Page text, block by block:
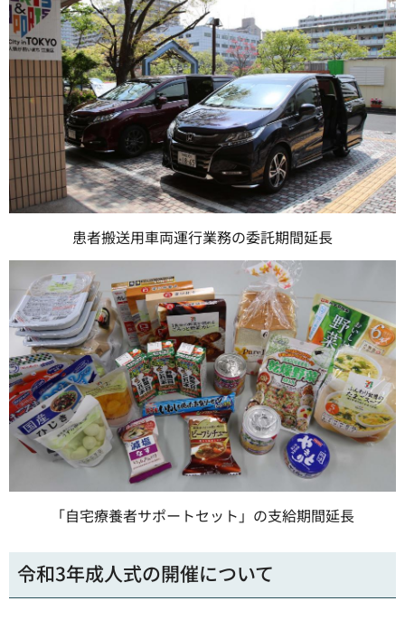
患者搬送用車両運行業務の委託期間延長
「自宅療養者サポートセット」の支給期間延長
令和3年成人式の開催について